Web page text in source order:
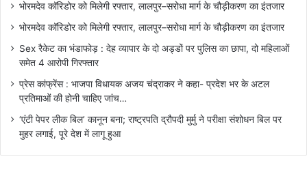
भोरमदेव कॉरिडोर को मिलेगी रफ्तार, लालपुर–सरोधा मार्ग के चौड़ीकरण का इंतजार
भोरमदेव कॉरिडोर को मिलेगी रफ्तार, लालपुर–सरोधा मार्ग के चौड़ीकरण का इंतजार
Sex रैकेट का भंडाफोड़ : देह व्यापार के दो अड्डों पर पुलिस का छापा, दो महिलाओं
समेत 4 आरोपी गिरफ्तार
प्रेस कांफ्रेंस : भाजपा विधायक अजय चंद्राकर ने कहा- प्रदेश भर के अटल
प्रतिमाओं की होनी चाहिए जांच…
‘एंटी पेपर लीक बिल’ कानून बना; राष्ट्रपति द्रौपदी मुर्मु ने परीक्षा संशोधन बिल पर
मुहर लगाई, पूरे देश में लागू हुआ